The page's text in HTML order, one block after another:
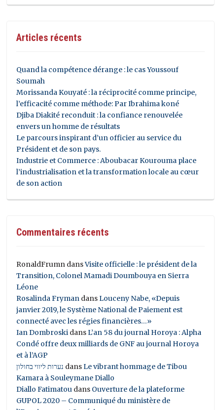
Articles récents
Quand la compétence dérange : le cas Youssouf
Soumah
Morissanda Kouyaté : la réciprocité comme principe,
l’efficacité comme méthode: Par Ibrahima koné
Djiba Diakité reconduit : la confiance renouvelée
envers un homme de résultats
Le parcours inspirant d’un officier au service du
Président et de son pays.
Industrie et Commerce : Aboubacar Kourouma place
l’industrialisation et la transformation locale au cœur
de son action
Commentaires récents
RonaldFrumn dansVisite officielle : le président de la
Transition, Colonel Mamadi Doumbouya en Sierra
Léone
Rosalinda Fryman dansLouceny Nabe, «Depuis
janvier 2019, le Système National de Paiement est
connecté avec les régies financières…»
Ian Dombroski dansL’an 58 du journal Horoya : Alpha
Condé offre deux milliards de GNF au journal Horoya
et à l’AGP
נערות ליווי בחולון dansLe vibrant hommage de Tibou
Kamara à Souleymane Diallo
Diallo Fatimatou dans Ouverture de la plateforme
GUPOL 2020 – Communiqué du ministère de